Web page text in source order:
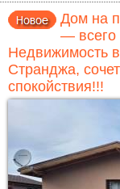
Дом на
— всего
Недвижимость
Странджа,
спокойствия!!!